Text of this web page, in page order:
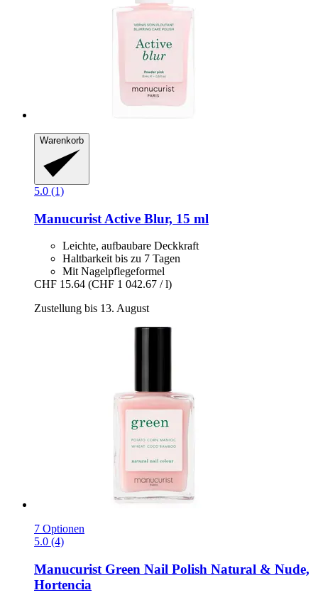
Warenkorb
5.0 (1)
Manucurist Active Blur, 15 ml
Leichte, aufbaubare Deckkraft
Haltbarkeit bis zu 7 Tagen
Mit Nagelpflegeformel
CHF 15.64 (CHF 1 042.67 / l)
Zustellung bis 13. August
7 Optionen
5.0 (4)
Manucurist Green Nail Polish Natural & Nude,
Hortencia